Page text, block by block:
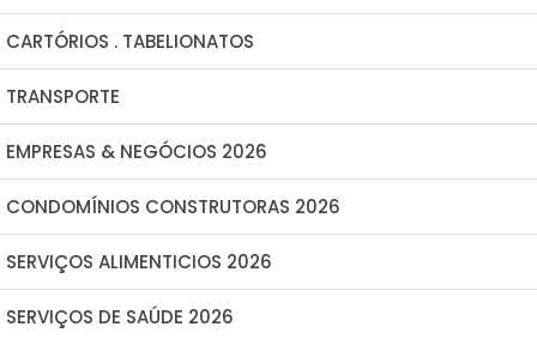
CARTÓRIOS . TABELIONATOS
TRANSPORTE
EMPRESAS & NEGÓCIOS 2026
CONDOMÍNIOS CONSTRUTORAS 2026
SERVIÇOS ALIMENTICIOS 2026
SERVIÇOS DE SAÚDE 2026